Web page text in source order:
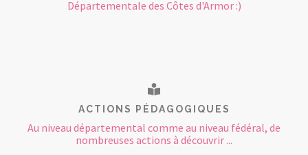
Départementale des Côtes d'Armor :)
ACTIONS PÉDAGOGIQUES
Au niveau départemental comme au niveau fédéral, de
nombreuses actions à découvrir ...